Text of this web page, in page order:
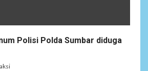
Polisi Polda Sumbar diduga